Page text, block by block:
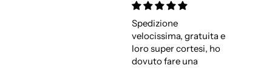
Spedizione
velocissima, gratuita e
loro super cortesi, ho
dovuto fare una